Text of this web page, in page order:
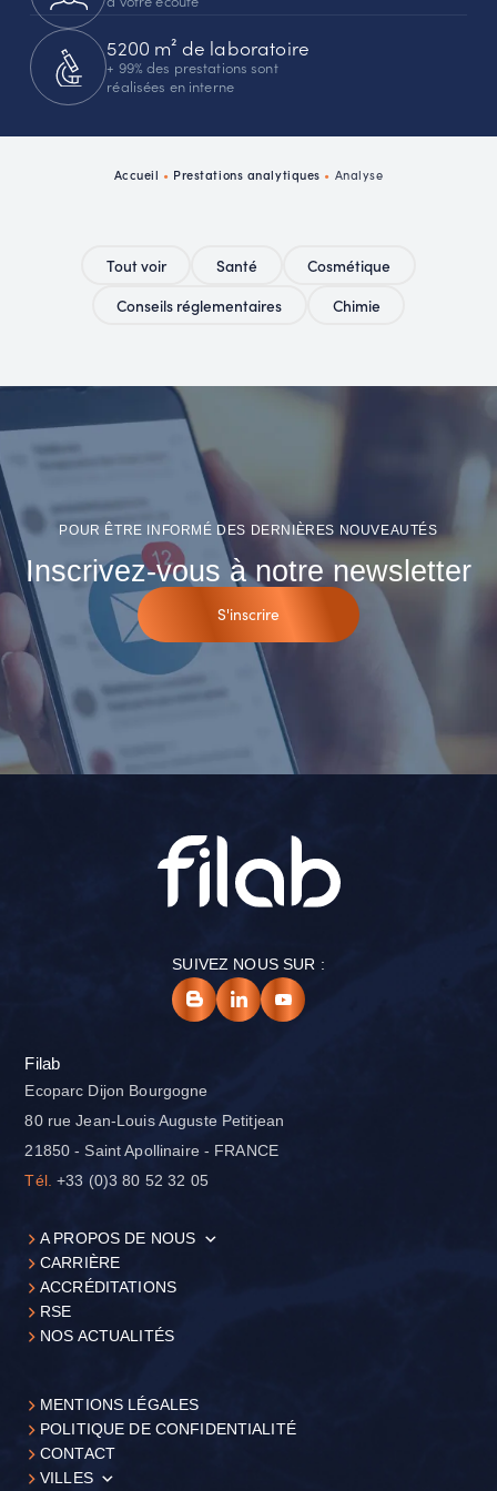
5200 m² de laboratoire
+ 99% des prestations sont
réalisées en interne
Accueil • Prestations analytiques • Analyse
Tout voir Santé
Cosmétique
Conseils réglementaires
Chimie
POUR ÊTRE INFORMÉ DES DERNIÈRES NOUVEAUTÉS
Inscrivez-vous à notre newsletter
S'inscrire
SUIVEZ NOUS SUR :
Filab
Ecoparc Dijon Bourgogne
80 rue Jean-Louis Auguste Petitjean
21850 - Saint Apollinaire - FRANCE
Tél. +33 (0)3 80 52 32 05
A PROPOS DE NOUS
CARRIÈRE
ACCRÉDITATIONS
RSE
NOS ACTUALITÉS
MENTIONS LÉGALES
POLITIQUE DE CONFIDENTIALITÉ
CONTACT
VILLES